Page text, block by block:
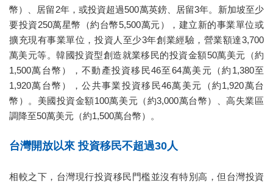
幣）、居留2年，或投資超過500萬英鎊、居留3年。新加坡至少
要投資250萬星幣（約台幣5,500萬元），建立新的事業單位或
擴充現有事業單位，投資人至少3年創業經驗，營業額達3,700
萬美元等。韓國投資型創造就業移民的投資金額50萬美元（約
1,500萬台幣），不動產投資移民46至64萬美元（約1,380至
1,920萬台幣），公共事業投資移民46萬美元（約1,920萬台
幣）。美國投資金額100萬美元（約3,000萬台幣）、高失業區
調降至50萬美元（約1,500萬台幣）。
台灣開放以來 投資移民不超過30人
相較之下，台灣現行投資移民門檻並沒有特別高，但台灣投資